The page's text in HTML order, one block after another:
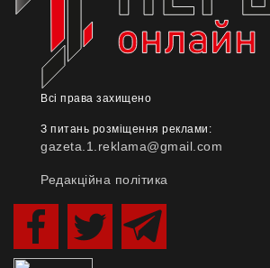
Всі права захищено
З питань розміщення реклами:
gazeta.1.reklama@gmail.com
Редакційна політика